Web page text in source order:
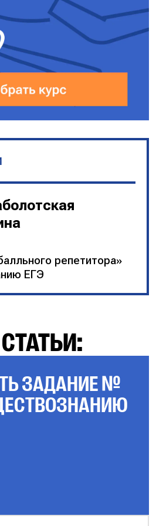
ресурсов;
научно-
прогресс;
ассортимента
рынка:
внешние
мере
производство
благ.репетитора»
ЕГЭ
ЗАДАНИЕ №